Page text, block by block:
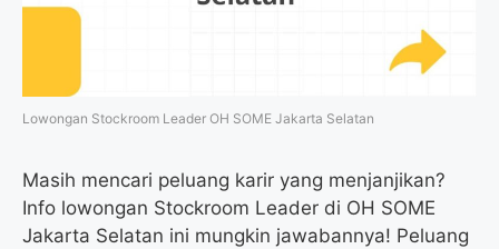
Lowongan Stockroom Leader OH SOME Jakarta Selatan
Masih mencari peluang karir yang menjanjikan?
Info lowongan Stockroom Leader di OH SOME
Jakarta Selatan ini mungkin jawabannya! Peluang